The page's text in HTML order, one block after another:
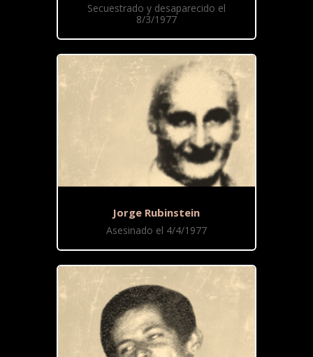
Secuestrado y desaparecido el
8/3/1977
Jorge Rubinstein
Asesinado el 4/4/1977